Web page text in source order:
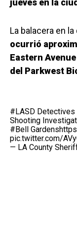
jueves en la
La balacera en
ocurrió
Eastern
del Parkwest
#LASD Detectives
Shooting
#Bell
Gardens
pic.twitter.com/
— LA County